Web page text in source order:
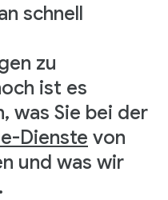
schnell
zu
ist es
was Sie bei der
Dienste von
und was wir